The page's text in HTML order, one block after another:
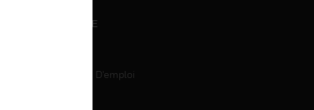
CARRIÈRE
Recherche D'emploi